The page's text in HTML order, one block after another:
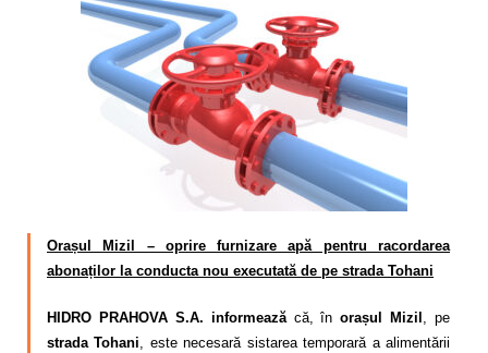
Informații de interes public
Calitatea apei
Orașul Mizil – oprire furnizare apă pentru racordarea
abonaților la conducta nou executată de pe strada Tohani
HIDRO PRAHOVA S.A. informeazăcă, înorașul Mizil , pe
strada Tohani, este necesară sistarea temporară a alimentării